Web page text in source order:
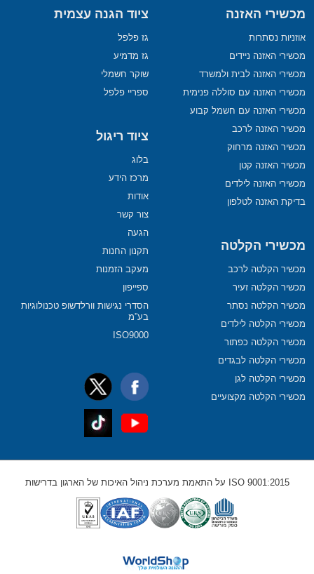
מכשירי האזנה
אוזניות נסתרות
מכשירי האזנה ניידים
מכשירי האזנה לבית ולמשרד
מכשירי האזנה עם סוללה פנימית
מכשירי האזנה עם חשמל קבוע
מכשיר האזנה לרכב
מכשיר האזנה מרחוק
מכשיר האזנה קטן
מכשירי האזנה לילדים
בדיקת האזנה לטלפון
מכשירי הקלטה
מכשיר הקלטה לרכב
מכשיר הקלטה זעיר
מכשיר הקלטה נסתר
מכשירי הקלטה לילדים
מכשיר הקלטה כפתור
מכשירי הקלטה לבגדים
מכשירי הקלטה לגן
מכשירי הקלטה מקצועיים
ציוד הגנה עצמית
גז פלפל
גז מדמיע
שוקר חשמלי
ספריי פלפל
ציוד ריגול
בלוג
מרכז הידע
אודות
צור קשר
הגעה
תקנון החנות
מעקב הזמנות
ספייפון
הסדרי נגישות וורלדשופ טכנולוגיות
בע”מ
ISO9000
ISO 9001:2015 על התאמת מערכת ניהול האיכות של הארגון בדרישות